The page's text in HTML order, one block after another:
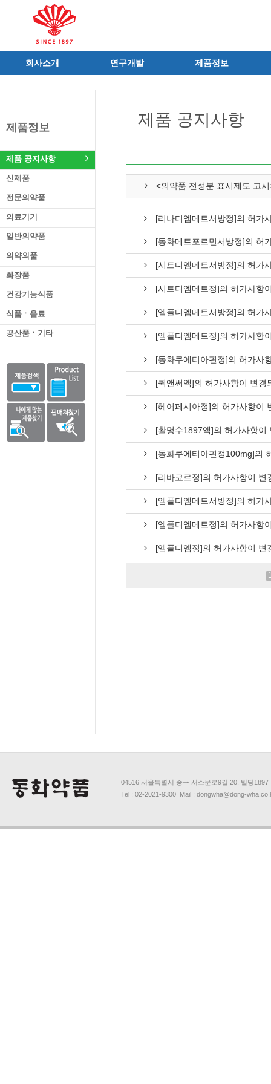
회사소개
사가
연구소/공장
가족친화우수기업
오시는길
가족회사
연구개발
조직 및 업무
기술혁신 네트워크
글로벌 동화
제품정보
전문의약품
의약외품
화장품
식품ㆍ음료
공산품ㆍ기타
제품정보
제품 공지사항
신제품
전문의약품
의료기기
일반의약품
의약외품
화장품
건강기능식품
식품ㆍ음료
공산품ㆍ기타
제품 공지사항
<의약품 전성분 표시제도 고
[리나디엠메트서방정]의 허가
[동화메트포르민서방정]의 허
[시트디엠메트서방정]의 허가
[시트디엠메트정]의 허가사항
[엠플디엠메트서방정]의 허가
[엠플디엠메트정]의 허가사항
[동화쿠에티아핀정]의 허가사
[퀵앤써액]의 허가사항이 변경
[헤어페시아정]의 허가사항이
[활명수1897액]의 허가사항이
[동화쿠에티아핀정100mg]의
[리바코르정]의 허가사항이 변
[엠플디엠메트서방정]의 허가
[엠플디엠메트정]의 허가사항
[엠플디엠정]의 허가사항이 변
04516 서울특별시 중구 서소문로9길 20, 빌딩1897
Tel : 02-2021-9300 Mail : dongwha@dong-